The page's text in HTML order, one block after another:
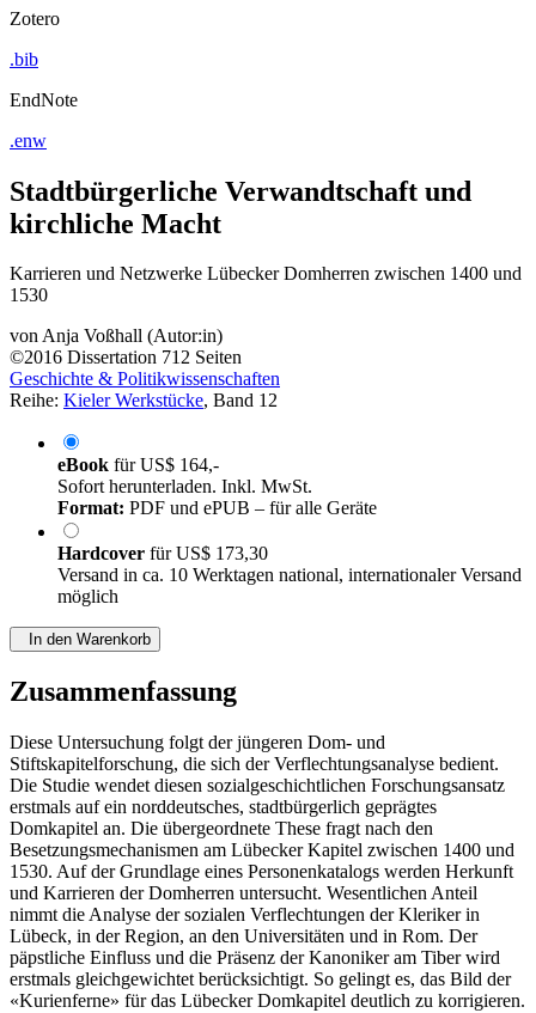
Zotero
.bib
EndNote
.enw
Stadtbürgerliche Verwandtschaft und
kirchliche Macht
Karrieren und Netzwerke Lübecker Domherren zwischen 1400 und
1530
vonAnja Voßhall (Autor:in)
©2016 Dissertation 712 Seiten
Geschichte & Politikwissenschaften
Reihe: Kieler Werkstücke, Band 12
eBook fürUS$ 164,-
Sofort herunterladen. Inkl. MwSt.
Format: PDF und ePUB – für alle Geräte
Hardcover fürUS$ 173,30
Versand in ca. 10 Werktagen national, internationaler Versand
möglich
In den Warenkorb
Zusammenfassung
Diese Untersuchung folgt der jüngeren Dom- und
Stiftskapitelforschung, die sich der Verflechtungsanalyse bedient.
Die Studie wendet diesen sozialgeschichtlichen Forschungsansatz
erstmals auf ein norddeutsches, stadtbürgerlich geprägtes
Domkapitel an. Die übergeordnete These fragt nach den
Besetzungsmechanismen am Lübecker Kapitel zwischen 1400 und
1530. Auf der Grundlage eines Personenkatalogs werden Herkunft
und Karrieren der Domherren untersucht. Wesentlichen Anteil
nimmt die Analyse der sozialen Verflechtungen der Kleriker in
Lübeck, in der Region, an den Universitäten und in Rom. Der
päpstliche Einfluss und die Präsenz der Kanoniker am Tiber wird
erstmals gleichgewichtet berücksichtigt. So gelingt es, das Bild der
«Kurienferne» für das Lübecker Domkapitel deutlich zu korrigieren.